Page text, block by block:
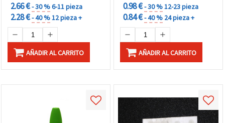
2.66 €- 30 %6-11 pieza
2.28 €- 40 %12 pieza +
AÑADIR AL CARRITO
0.98 €- 30 %12-23 pieza
0.84 €- 40 % 24 pieza +
AÑADIR AL CARRITO